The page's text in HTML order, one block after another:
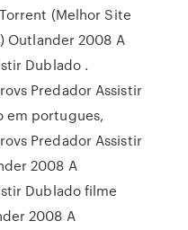
(Melhor Site
Outlander 2008 A
Dublado .
Predador Assistir
em portugues,
Predador Assistir
2008 A
Dublado filme
2008 A